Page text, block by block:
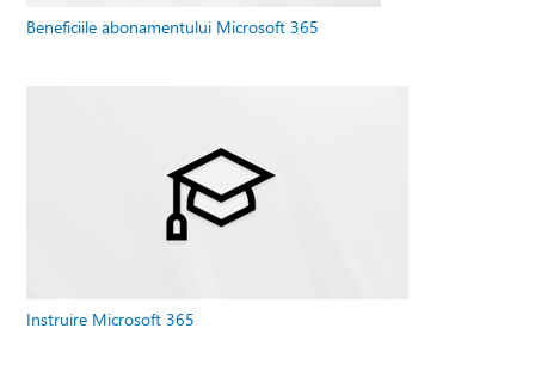
Beneficiile abonamentului Microsoft 365
Instruire Microsoft 365